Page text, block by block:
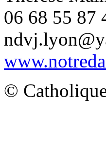
06 68 55 87
©